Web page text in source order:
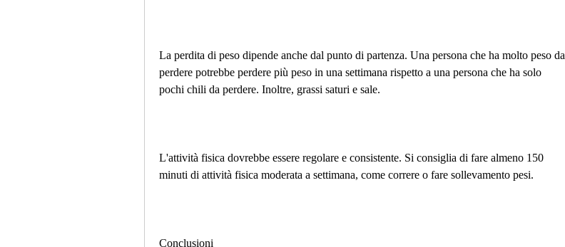
La perdita di peso dipende anche dal punto di partenza. Una persona che ha molto peso da
perdere potrebbe perdere più peso in una settimana rispetto a una persona che ha solo
pochi chili da perdere. Inoltre, grassi saturi e sale.
L'attività fisica dovrebbe essere regolare e consistente. Si consiglia di fare almeno 150
minuti di attività fisica moderata a settimana, come correre o fare sollevamento pesi.
Conclusioni